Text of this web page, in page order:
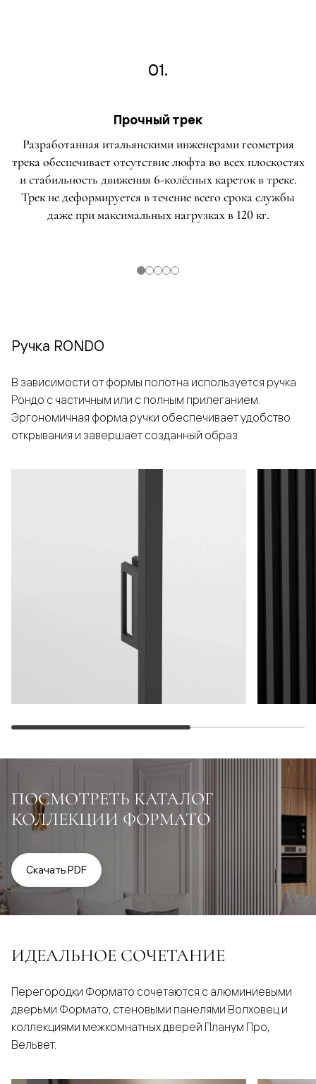
01.
Прочный трек
Разработанная итальянскими инженерами геометрия
трека обеспечивает отсутствие люфта во всех плоскостях
и стабильность движения 6-колёсных кареток в треке.
Трек не деформируется в течение всего срока службы
даже при максимальных нагрузках в 120 кг.
Ручка RONDO
В зависимости от формы полотна используется ручка
Рондо с частичным или с полным прилеганием.
Эргономичная форма ручки обеспечивает удобство
открывания и завершает созданный образ.
ПОСМОТРЕТЬ КАТАЛОГ
КОЛЛЕКЦИИ ФОРМАТО
Скачать PDF
ИДЕАЛЬНОЕ СОЧЕТАНИЕ
Перегородки Формато сочетаются с алюминиевыми
дверьми Формато, стеновыми панелями Волховец и
коллекциями межкомнатных дверей Планум Про,
Вельвет.